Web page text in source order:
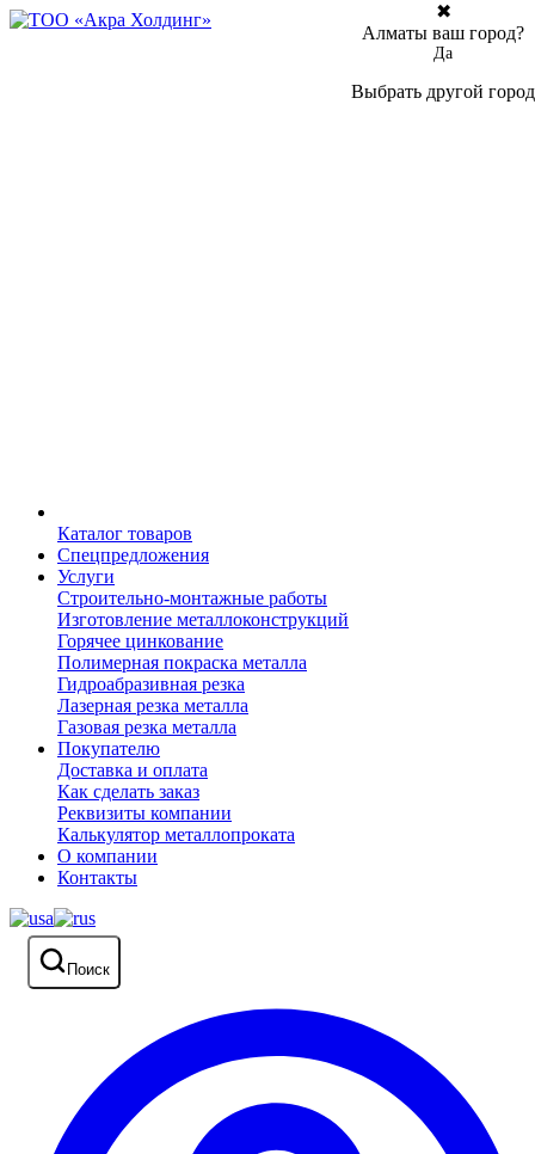
Каталог товаров
Спецпредложения
Услуги
Строительно-монтажные работы
Изготовление металлоконструкций
Горячее цинкование
Полимерная покраска металла
Гидроабразивная резка
Лазерная резка металла
Газовая резка металла
Покупателю
Доставка и оплата
Как сделать заказ
Реквизиты компании
Калькулятор металлопроката
О компании
Контакты
Поиск
✖
Алматы ваш город?
Да
Выбрать другой город